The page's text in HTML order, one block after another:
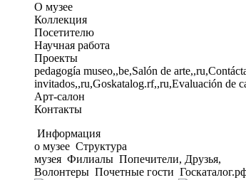
О музее
Коллекция
Посетителю
Научная работа
Проекты
pedagogía museo,,be,Salón de
invitados,,ru,Goskatalog.rf,,ru,Evaluación de
Арт-салон
Контакты
Информация
о музее Структура
музея Филиалы Попечители, Друзья,
Волонтеры Почетные гости